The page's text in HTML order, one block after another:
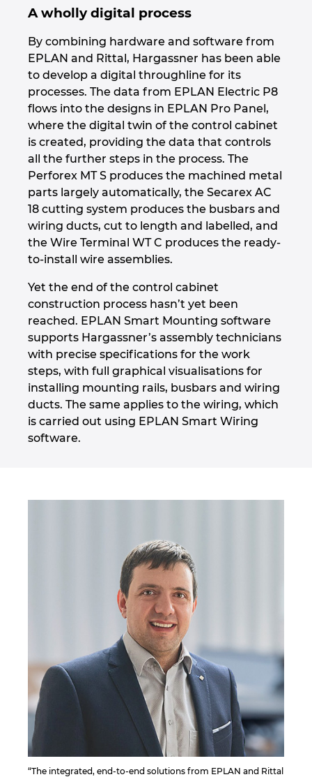
A wholly digital process
By combining hardware and software from
EPLAN and Rittal, Hargassner has been able
to develop a digital throughline for its
processes. The data from EPLAN Electric P8
flows into the designs in EPLAN Pro Panel,
where the digital twin of the control cabinet
is created, providing the data that controls
all the further steps in the process. The
Perforex MT S produces the machined metal
parts largely automatically, the Secarex AC
18 cutting system produces the busbars and
wiring ducts, cut to length and labelled, and
the Wire Terminal WT C produces the ready-
to-install wire assemblies.
Yet the end of the control cabinet
construction process hasn’t yet been
reached. EPLAN Smart Mounting software
supports Hargassner’s assembly technicians
with precise specifications for the work
steps, with full graphical visualisations for
installing mounting rails, busbars and wiring
ducts. The same applies to the wiring, which
is carried out using EPLAN Smart Wiring
software.
“The integrated, end-to-end solutions from EPLAN and Rittal